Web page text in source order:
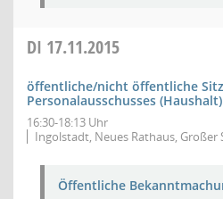
DI 17.11.2015
öffentliche/nicht öffentliche
Personalausschusses (Haushalt)
16:30-18:13 Uhr
Ingolstadt, Neues Rathaus, Großer
Öffentliche